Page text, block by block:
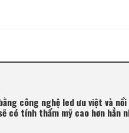
công nghệ led ưu việt và nổi
có tính thẩm mỹ cao hơn hẳn